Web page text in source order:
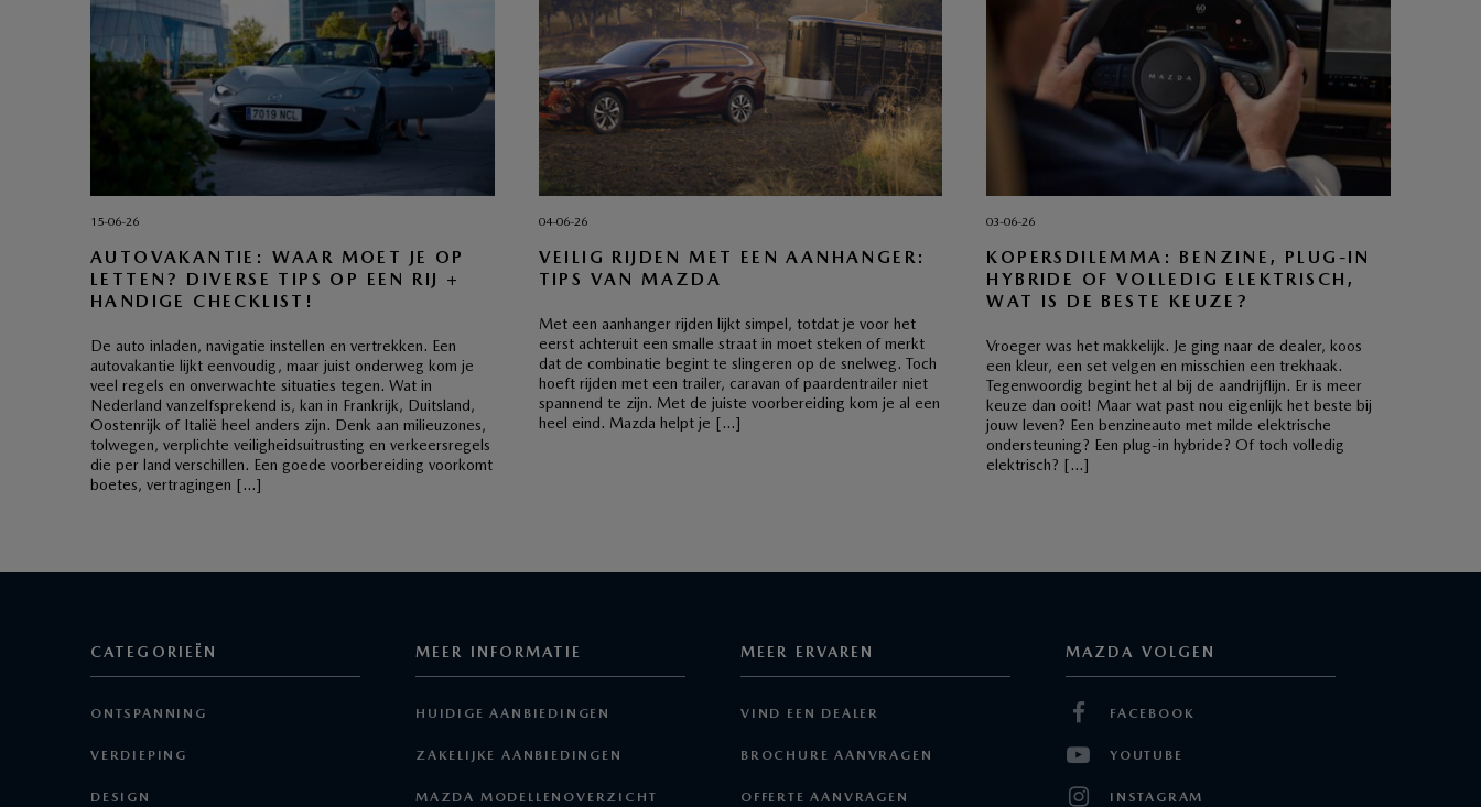
15-06-26
AUTOVAKANTIE: WAAR MOET JE OP
LETTEN? DIVERSE TIPS OP EEN RIJ +
HANDIGE CHECKLIST!
De auto inladen, navigatie instellen en vertrekken. Een
autovakantie lijkt eenvoudig, maar juist onderweg kom je
veel regels en onverwachte situaties tegen. Wat in
Nederland vanzelfsprekend is, kan in Frankrijk, Duitsland,
Oostenrijk of Italië heel anders zijn. Denk aan milieuzones,
tolwegen, verplichte veiligheidsuitrusting en verkeersregels
die per land verschillen. Een goede voorbereiding voorkomt
boetes, vertragingen […]
04-06-26
VEILIG RIJDEN MET EEN AANHANGER:
TIPS VAN MAZDA
Met een aanhanger rijden lijkt simpel, totdat je voor het
eerst achteruit een smalle straat in moet steken of merkt
dat de combinatie begint te slingeren op de snelweg. Toch
hoeft rijden met een trailer, caravan of paardentrailer niet
spannend te zijn. Met de juiste voorbereiding kom je al een
heel eind. Mazda helpt je […]
03-06-26
KOPERSDILEMMA: BENZINE, PLUG-IN
HYBRIDE OF VOLLEDIG ELEKTRISCH,
WAT IS DE BESTE KEUZE?
Vroeger was het makkelijk. Je ging naar de dealer, koos
een kleur, een set velgen en misschien een trekhaak.
Tegenwoordig begint het al bij de aandrijflijn. Er is meer
keuze dan ooit! Maar wat past nou eigenlijk het beste bij
jouw leven? Een benzineauto met milde elektrische
ondersteuning? Een plug-in hybride? Of toch volledig
elektrisch? […]
CATEGORIEËN
ONTSPANNING
VERDIEPING
DESIGN
MEER INFORMATIE
HUIDIGE AANBIEDINGEN
ZAKELIJKE AANBIEDINGEN
MAZDA MODELLENOVERZICHT
MEER ERVAREN
VIND EEN DEALER
BROCHURE AANVRAGEN
OFFERTE AANVRAGEN
MAZDA VOLGEN
FACEBOOK
YOUTUBE
INSTAGRAM